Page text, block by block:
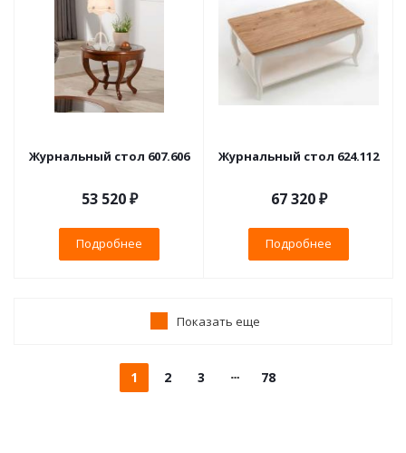
Журнальный стол 607.606
53 520 ₽
Подробнее
Журнальный стол 624.112
67 320 ₽
Подробнее
Показать еще
1 2 3 78